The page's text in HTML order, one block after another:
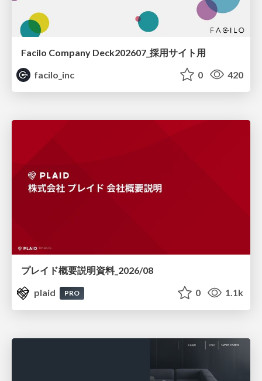
Facilo Company Deck202607_採用サイト用
facilo_inc
0 420
プレイド概要説明資料_2026/08
plaid
PRO 0 1.1k